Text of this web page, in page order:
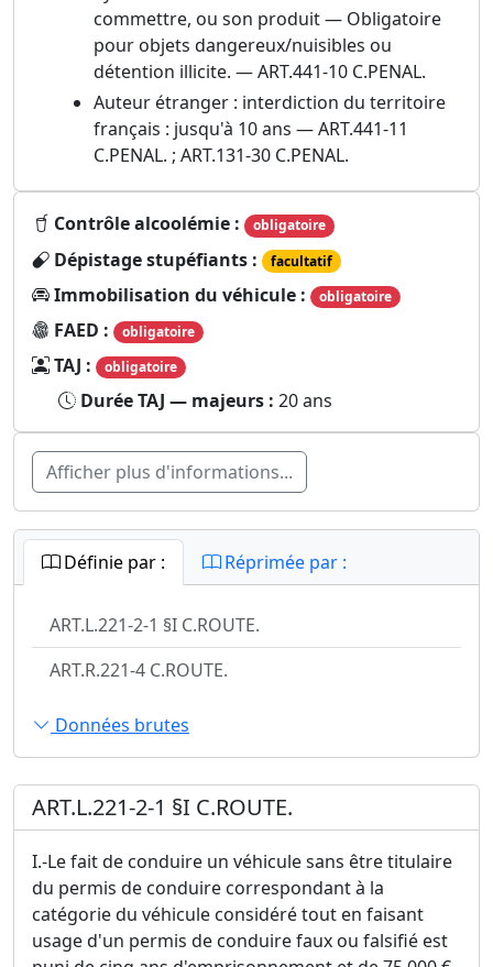
commettre, ou son produit — Obligatoire
pour objets dangereux/nuisibles ou
détention illicite. — ART.441-10 C.PENAL.
Auteur étranger : interdiction du territoire
français : jusqu'à 10 ans — ART.441-11
C.PENAL. ; ART.131-30 C.PENAL.
Contrôle alcoolémie : obligatoire
Dépistage stupéfiants : facultatif
Immobilisation du véhicule : obligatoire
FAED : obligatoire
TAJ : obligatoire
Durée TAJ — majeurs : 20 ans
Afficher plus d'informations...
Définie par : Réprimée par :
ART.L.221-2-1 §I C.ROUTE.
ART.R.221-4 C.ROUTE.
Données brutes
ART.L.221-2-1 §I C.ROUTE.
I.-Le fait de conduire un véhicule sans être titulaire
du permis de conduire correspondant à la
catégorie du véhicule considéré tout en faisant
usage d'un permis de conduire faux ou falsifié est